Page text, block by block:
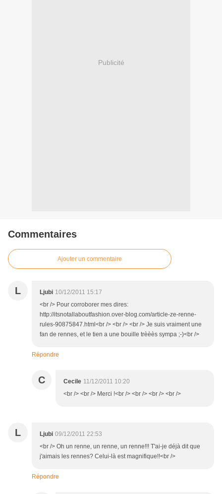
Publicité
Commentaires
Ajouter un commentaire
L Ljubi 10/12/2011 15:17
<br /> Pour corroborer mes dires:
http://itsnotallaboutfashion.over-blog.com/article-ze-renne-
rules-90875847.html<br /> <br /> <br /> Je suis vraiment une
fan de rennes, et le tien a une bouille trèèès sympa ;-)<br />
Répondre
C Cecile 11/12/2011 10:20
<br /> <br /> Merci !<br /> <br /> <br /> <br />
L Ljubi 09/12/2011 22:53
<br /> Oh un renne, un renne, un renne!!! T'ai-je déjà dit que
j'aimais les rennes? Celui-là est magnifique!!<br />
Répondre